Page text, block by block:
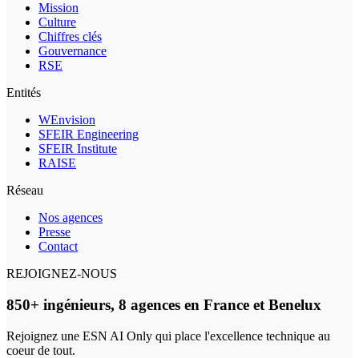
Mission
Culture
Chiffres clés
Gouvernance
RSE
Entités
WEnvision
SFEIR Engineering
SFEIR Institute
RAISE
Réseau
Nos agences
Presse
Contact
REJOIGNEZ-NOUS
850+ ingénieurs, 8 agences en France et Benelux
Rejoignez une ESN AI Only qui place l'excellence technique au
coeur de tout.